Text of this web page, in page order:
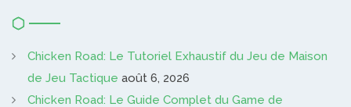
Chicken Road: Le Tutoriel Exhaustif du Jeu de Maison
de Jeu Tactique août 6, 2026
Chicken Road: Le Guide Complet du Game de